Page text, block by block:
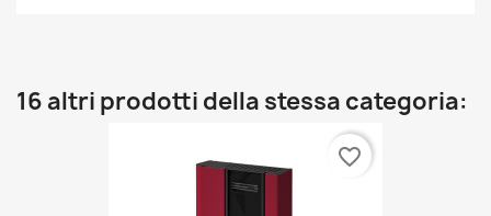
16 altri prodotti della stessa categoria:
favorite_border